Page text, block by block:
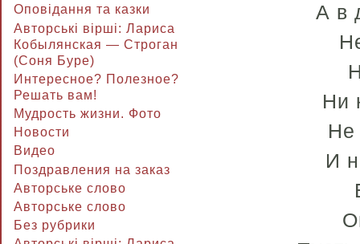
Оповідання та казки
Авторські вірші: Лариса
Кобылянская — Строган
(Соня Буре)
Интересное? Полезное?
Решать вам!
Мудрость жизни. Фото
Новости
Видео
Поздравления на заказ
Авторське слово
Авторське слово
Без рубрики
А в
Ни
Не
И